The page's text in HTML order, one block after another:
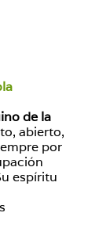
de la
abierto,
por
espíritu